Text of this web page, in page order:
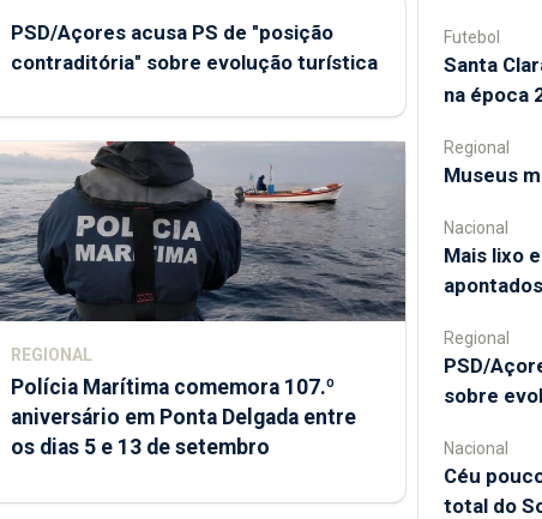
PSD/Açores acusa PS de "posição
contraditória" sobre evolução turística
REGIONAL
Polícia Marítima comemora 107.º
aniversário em Ponta Delgada entre
os dias 5 e 13 de setembro
Futebol
Santa
na época
Regional
Museus
Nacional
Mais lixo
Regional
PSD/
sobre
Nacional
Céu
total do